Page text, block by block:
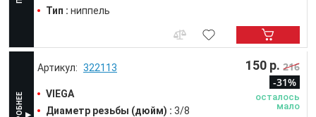
Тип : ниппель
322113
VIEGA
Диаметр резьбы (дюйм) : 3/8
150 р. 216
-31%
осталось
мало